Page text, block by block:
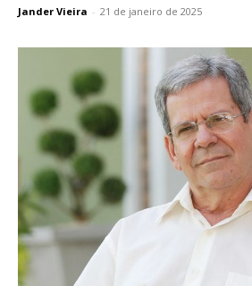
Jander Vieira - 21 de janeiro de 2025